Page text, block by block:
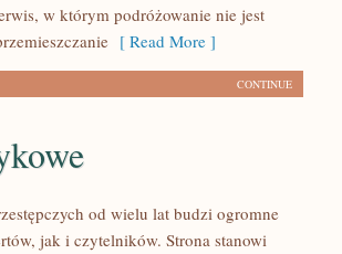
w którym podróżowanie nie jest
[ Read More ]
CONTINUE
od wielu lat budzi ogromne
jak i czytelników. Strona stanowi